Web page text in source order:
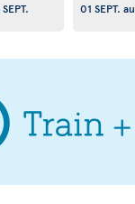
SEPT.
01 SEPT. au